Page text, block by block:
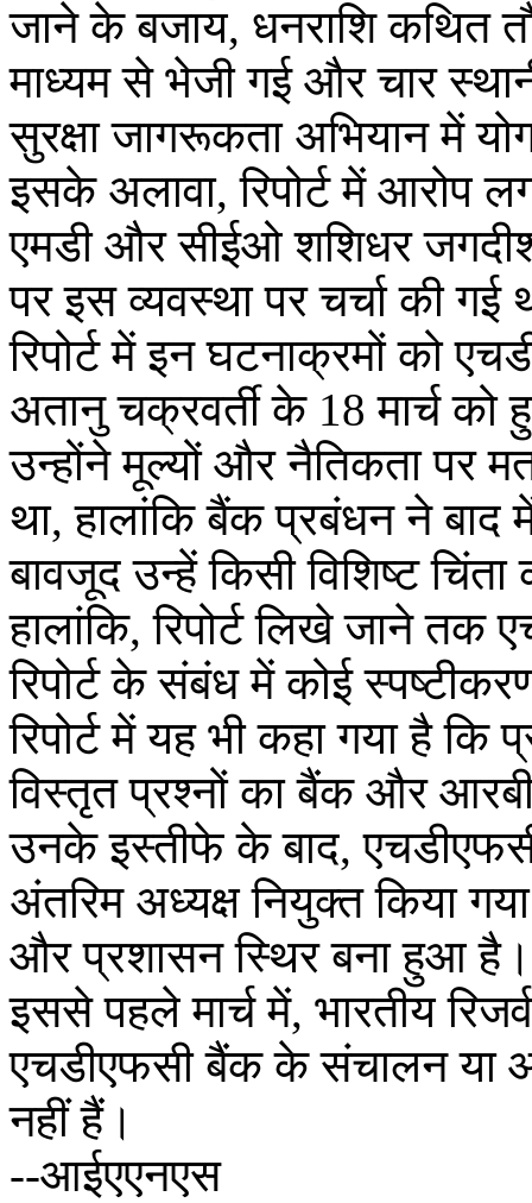
जाने के बजाय, धनराशि कथित
माध्यम से भेजी गई और चार
सुरक्षा जागरूकता अभियान में
इसके अलावा, रिपोर्ट में आरोप
एमडी और सीईओ शशिधर
पर इस व्यवस्था पर चर्चा की गई
रिपोर्ट में इन घटनाक्रमों को
अतानु चक्रवर्ती के 18 मार्च
उन्होंने मूल्यों और नैतिकता पर
था, हालांकि बैंक प्रबंधन ने बाद
बावजूद उन्हें किसी विशिष्ट
हालांकि, रिपोर्ट लिखे जाने
रिपोर्ट के संबंध में कोई
रिपोर्ट में यह भी कहा गया है
विस्तृत प्रश्नों का बैंक और
उनके इस्तीफे के बाद,
अंतरिम अध्यक्ष नियुक्त किया
और प्रशासन स्थिर बना हुआ है।
इससे पहले मार्च में, भारतीय
एचडीएफसी बैंक के संचालन या
नहीं हैं।
--आईएएनएस